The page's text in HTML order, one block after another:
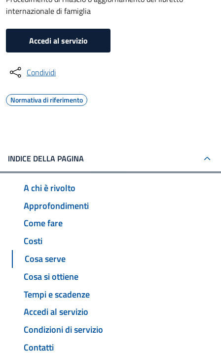
internazionale di famiglia
Accedi al servizio
Condividi
Normativa di riferimento
INDICE DELLA PAGINA
A chi è rivolto
Approfondimenti
Come fare
Costi
Cosa serve
Cosa si ottiene
Tempi e scadenze
Accedi al servizio
Condizioni di servizio
Contatti